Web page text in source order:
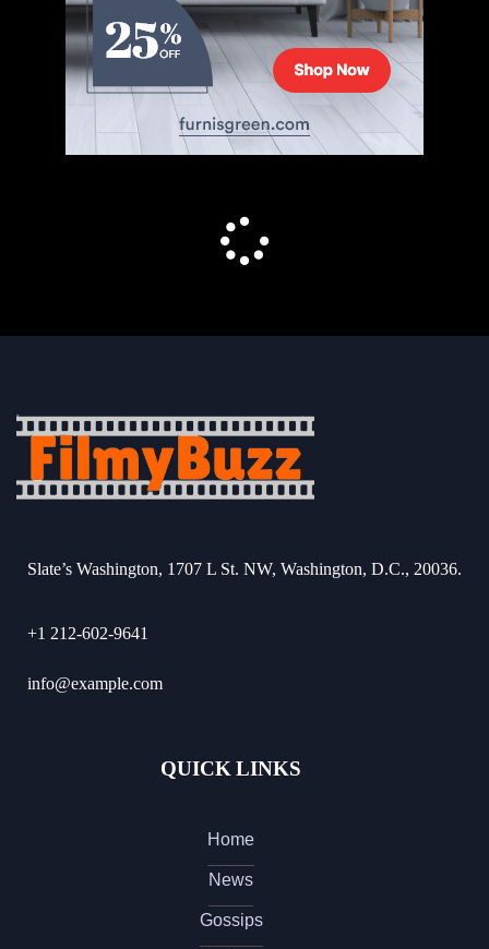
Slate’s Washington, 1707 L St. NW, Washington, D.C., 20036.
+1 212-602-9641
info@example.com
QUICK LINKS
Home
News
Gossips